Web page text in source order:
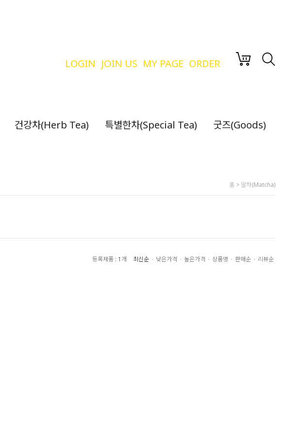
LOGIN JOIN US MY PAGE ORDER
건강차(Herb Tea) 특별한차(Special Tea) 굿즈(Goods)
홈 > 말차(Matcha)
등록제품 : 1개 최신순 낮은가격 높은가격 상품명 판매순 리뷰순